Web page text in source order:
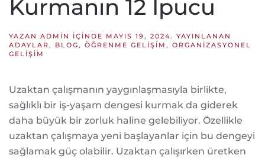
Kurmanın 12 İpucu
YAZAN ADMIN IÇINDE MAYIS 19, 2024. YAYINLANAN
ADAYLAR, BLOG, ÖĞRENME GELIŞIM , ORGANIZASYONEL
GELIŞIM
Uzaktan çalışmanın yaygınlaşmasıyla birlikte,
sağlıklı bir iş-yaşam dengesi kurmak da giderek
daha büyük bir zorluk haline gelebiliyor. Özellikle
uzaktan çalışmaya yeni başlayanlar için bu dengeyi
sağlamak güç olabilir. Uzaktan çalışırken üretken